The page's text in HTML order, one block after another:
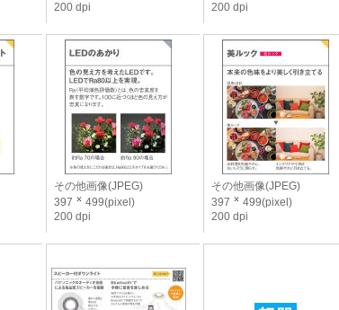
200 dpi
200 dpi
その他画像(JPEG)
397
499(pixel)
200 dpi
その他画像(JPEG)
397
499(pixel)
200 dpi